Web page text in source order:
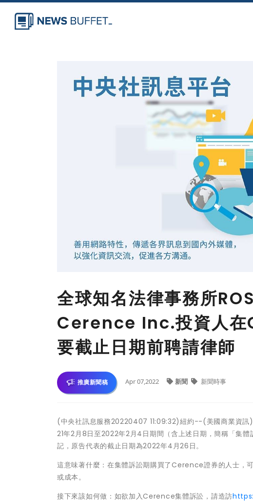
全球知名法律事務所
Cerence Inc.投資人在
要截止日期前聘請律師
推廣新聞稿 Apr 07,2022 新聞 新聞時事
(中央社訊息服務20220407 11:09:32)紐約--(美國商業資
21年2月8日至2022年2月4日期間（含上述日期，簡稱「集
記，原告代表的截止日期為2022年4月26日。
這意味著什麼：在集體訴訟期購買了Cerence證券的人士，
或成本。
接下來該如何做：如欲加入Cerence集體訴訟，請造訪